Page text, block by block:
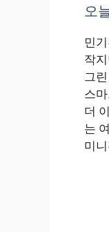
오
민
작
그
스
더
는
미